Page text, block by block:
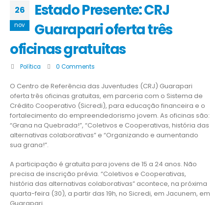
26
nov
Estado Presente: CRJ
Guarapari oferta três
oficinas gratuitas
Política 0 Comments
O Centro de Referência das Juventudes (CRJ) Guarapari
oferta três oficinas gratuitas, em parceria com o Sistema de
Crédito Cooperativo (Sicredi), para educação financeira e o
fortalecimento do empreendedorismo jovem. As oficinas são:
“Grana na Quebrada!”, “Coletivos e Cooperativas, história das
alternativas colaborativas” e “Organizando e aumentando
sua grana!”.
A participação é gratuita para jovens de 15 a 24 anos. Não
precisa de inscrição prévia. “Coletivos e Cooperativas,
história das alternativas colaborativas” acontece, na próxima
quarta-feira (30), a partir das 19h, no Sicredi, em Jacunem, em
Guarapari.